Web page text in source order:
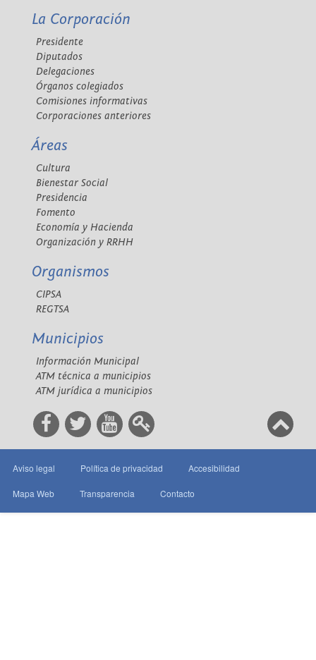
La Corporación
Presidente
Diputados
Delegaciones
Órganos colegiados
Comisiones informativas
Corporaciones anteriores
Áreas
Cultura
Bienestar Social
Presidencia
Fomento
Economía y Hacienda
Organización y RRHH
Organismos
CIPSA
REGTSA
Municipios
Información Municipal
ATM técnica a municipios
ATM jurídica a municipios
Aviso legal Política de privacidad Accesibilidad
Mapa Web Transparencia Contacto